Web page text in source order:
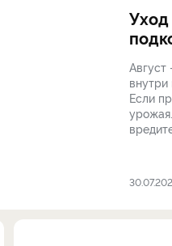
Уход
Август
внутри
Если